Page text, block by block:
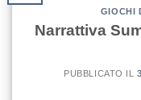
GIOCHI
Narrattiva
PUBBLICATO IL